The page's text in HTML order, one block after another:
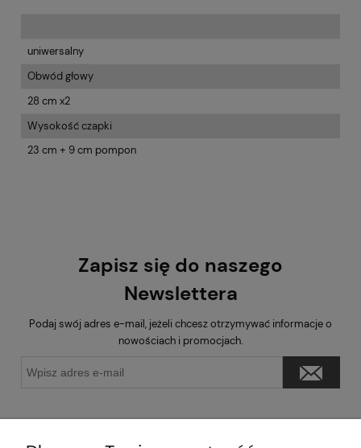
uniwersalny
Obwód głowy
28 cm x2
Wysokość czapki
23 cm + 9 cm pompon
Zapisz się do naszego
Newslettera
Podaj swój adres e-mail, jeżeli chcesz otrzymywać informacje o
nowościach i promocjach.